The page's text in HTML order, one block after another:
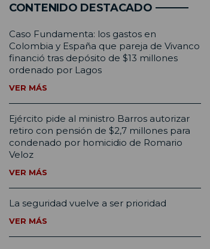
CONTENIDO DESTACADO
Caso Fundamenta: los gastos en
Colombia y España que pareja de Vivanco
financió tras depósito de $13 millones
ordenado por Lagos
VER MÁS
Ejército pide al ministro Barros autorizar
retiro con pensión de $2,7 millones para
condenado por homicidio de Romario
Veloz
VER MÁS
La seguridad vuelve a ser prioridad
VER MÁS